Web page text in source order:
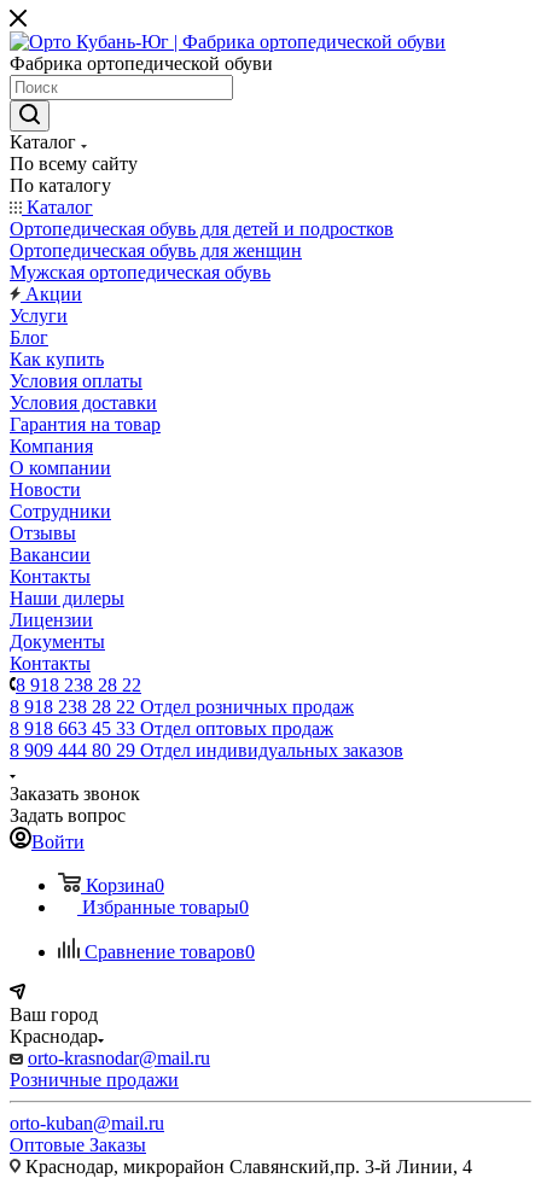
Фабрика ортопедической обуви
Каталог
По всему сайту
По каталогу
Каталог
Ортопедическая обувь для детей и подростков
Ортопедическая обувь для женщин
Мужская ортопедическая обувь
Акции
Услуги
Блог
Как купить
Условия оплаты
Условия доставки
Гарантия на товар
Компания
О компании
Новости
Сотрудники
Отзывы
Вакансии
Контакты
Наши дилеры
Лицензии
Документы
Контакты
8 918 238 28 22
8 918 238 28 22 Отдел розничных продаж
8 918 663 45 33 Отдел оптовых продаж
8 909 444 80 29 Отдел индивидуальных заказов
Заказать звонок
Задать вопрос
Войти
Корзина0
Избранные товары0
Сравнение товаров0
Ваш город
Краснодар
orto-krasnodar@mail.ru
Розничные продажи
orto-kuban@mail.ru
Оптовые Заказы
Краснодар, микрорайон Славянский,пр. 3-й Линии, 4